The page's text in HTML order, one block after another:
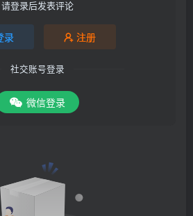
请登录后发表评论
录 注册
社交账号登录
微信登录